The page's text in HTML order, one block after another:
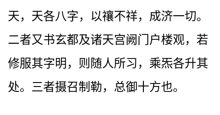
天，天各八字，以禳不祥，成济一切。
二者又书玄都及诸天宫阙门户楼观，若
修服其字明，则随人所习，乘炁各升其
处。三者摄召制勒，总御十方也。